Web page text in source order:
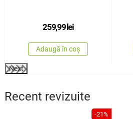
259,99 lei
Adaugă în coș
Next
Recent revizuite
-21%